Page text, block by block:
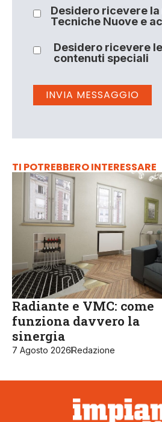
Desidero ricevere
Tecniche Nuove e
Desidero ricevere
contenuti speciali
TI POTREBBERO INTERESSARE
Radiante e VMC: come
funziona davvero la
sinergia
7 Agosto 2026Redazione